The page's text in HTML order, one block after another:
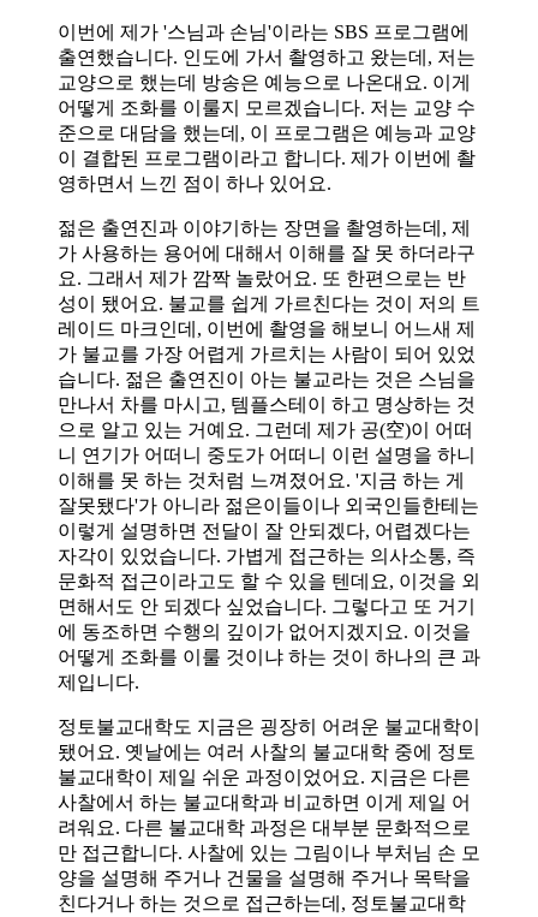
이번에 제가 '스님과 손님'이라는 SBS 프로그램에
출연했습니다. 인도에 가서 촬영하고 왔는데, 저는
교양으로 했는데 방송은 예능으로 나온대요. 이게
어떻게 조화를 이룰지 모르겠습니다. 저는 교양 수
준으로 대담을 했는데, 이 프로그램은 예능과 교양
이 결합된 프로그램이라고 합니다. 제가 이번에 촬
영하면서 느낀 점이 하나 있어요.
젊은 출연진과 이야기하는 장면을 촬영하는데, 제
가 사용하는 용어에 대해서 이해를 잘 못 하더라구
요. 그래서 제가 깜짝 놀랐어요. 또 한편으로는 반
성이 됐어요. 불교를 쉽게 가르친다는 것이 저의 트
레이드 마크인데, 이번에 촬영을 해보니 어느새 제
가 불교를 가장 어렵게 가르치는 사람이 되어 있었
습니다. 젊은 출연진이 아는 불교라는 것은 스님을
만나서 차를 마시고, 템플스테이 하고 명상하는 것
으로 알고 있는 거예요. 그런데 제가 공(空)이 어떠
니 연기가 어떠니 중도가 어떠니 이런 설명을 하니
이해를 못 하는 것처럼 느껴졌어요. '지금 하는 게
잘못됐다'가 아니라 젊은이들이나 외국인들한테는
이렇게 설명하면 전달이 잘 안되겠다, 어렵겠다는
자각이 있었습니다. 가볍게 접근하는 의사소통, 즉
문화적 접근이라고도 할 수 있을 텐데요, 이것을 외
면해서도 안 되겠다 싶었습니다. 그렇다고 또 거기
에 동조하면 수행의 깊이가 없어지겠지요. 이것을
어떻게 조화를 이룰 것이냐 하는 것이 하나의 큰 과
제입니다.
정토불교대학도 지금은 굉장히 어려운 불교대학이
됐어요. 옛날에는 여러 사찰의 불교대학 중에 정토
불교대학이 제일 쉬운 과정이었어요. 지금은 다른
사찰에서 하는 불교대학과 비교하면 이게 제일 어
려워요. 다른 불교대학 과정은 대부분 문화적으로
만 접근합니다. 사찰에 있는 그림이나 부처님 손 모
양을 설명해 주거나 건물을 설명해 주거나 목탁을
친다거나 하는 것으로 접근하는데, 정토불교대학